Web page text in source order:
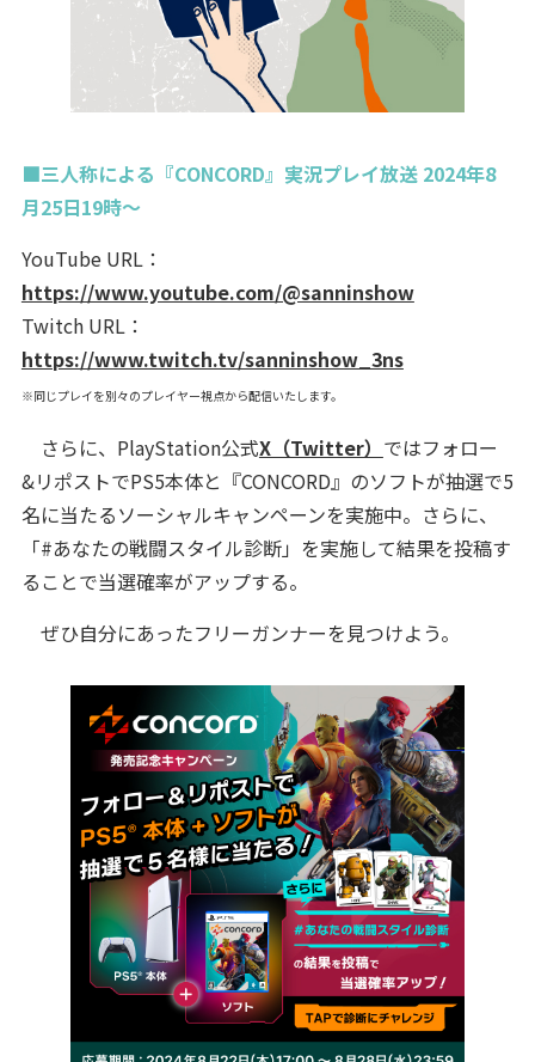
■三人称による『CONCORD』実況プレイ放送 2024年8
月25日19時～
YouTube URL：
https://www.youtube.com/@sanninshow
Twitch URL：
https://www.twitch.tv/sanninshow_3ns
※同じプレイを別々のプレイヤー視点から配信いたします。
さらに、PlayStation公式X（Twitter） ではフォロー
&リポストでPS5本体と『CONCORD』のソフトが抽選で5
名に当たるソーシャルキャンペーンを実施中。さらに、
「#あなたの戦闘スタイル診断」を実施して結果を投稿す
ることで当選確率がアップする。
ぜひ自分にあったフリーガンナーを見つけよう。